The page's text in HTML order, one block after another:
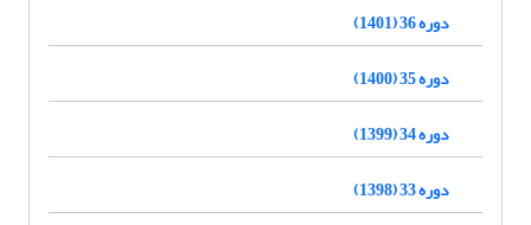
دوره 36 (1401)
دوره 35 (1400)
دوره 34 (1399)
دوره 33 (1398)